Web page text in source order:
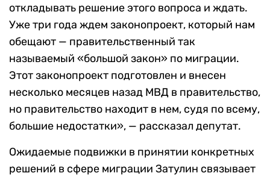
откладывать решение этого вопроса и ждать.
Уже три года ждем законопроект, который нам
обещают — правительственный так
называемый «большой закон» по миграции.
Этот законопроект подготовлен и внесен
несколько месяцев назад МВД в правительство,
но правительство находит в нем, судя по всему,
большие недостатки», — рассказал депутат.
Ожидаемые подвижки в принятии конкретных
решений в сфере миграции Затулин связывает